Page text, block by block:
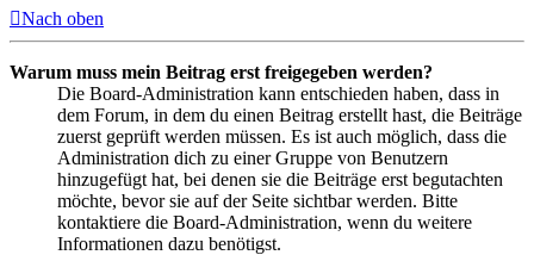
Nach oben
Warum muss mein Beitrag erst freigegeben werden?
Die Board-Administration kann entschieden haben, dass in
dem Forum, in dem du einen Beitrag erstellt hast, die Beiträge
zuerst geprüft werden müssen. Es ist auch möglich, dass die
Administration dich zu einer Gruppe von Benutzern
hinzugefügt hat, bei denen sie die Beiträge erst begutachten
möchte, bevor sie auf der Seite sichtbar werden. Bitte
kontaktiere die Board-Administration, wenn du weitere
Informationen dazu benötigst.